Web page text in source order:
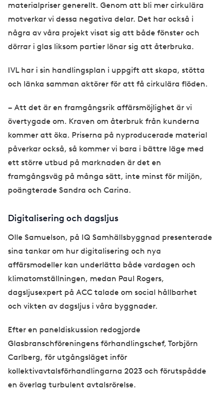
materialpriser generellt. Genom att bli mer cirkulära
motverkar vi dessa negativa delar. Det har också i
några av våra projekt visat sig att både fönster och
dörrar i glas liksom partier lönar sig att återbruka.
IVL har i sin handlingsplan i uppgift att skapa, stötta
och länka samman aktörer för att få cirkulära flöden.
– Att det är en framgångsrik affärsmöjlighet är vi
övertygade om. Kraven om återbruk från kunderna
kommer att öka. Priserna på nyproducerade material
påverkar också, så kommer vi bara i bättre läge med
ett större utbud på marknaden är det en
framgångsväg på många sätt, inte minst för miljön,
poängterade Sandra och Carina.
Digitalisering och dagsljus
Olle Samuelson, på IQ Samhällsbyggnad presenterade
sina tankar om hur digitalisering och nya
affärsmodeller kan underlätta både vardagen och
klimatomställningen, medan Paul Rogers,
dagsljusexpert på ACC talade om social hållbarhet
och vikten av dagsljus i våra byggnader.
Efter en paneldiskussion redogjorde
Glasbranschföreningens förhandlingschef, Torbjörn
Carlberg, för utgångsläget inför
kollektivavtalsförhandlingarna 2023 och förutspådde
en överlag turbulent avtalsrörelse.